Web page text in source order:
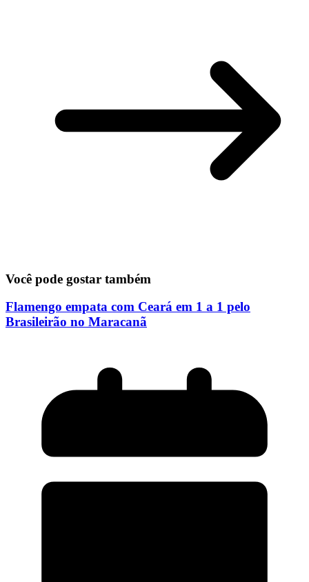
Você pode gostar também
Flamengo empata com Ceará em 1 a 1 pelo
Brasileirão no Maracanã